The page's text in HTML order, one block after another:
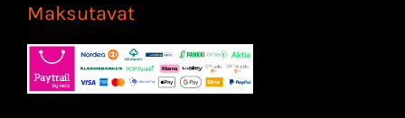
Maksutavat